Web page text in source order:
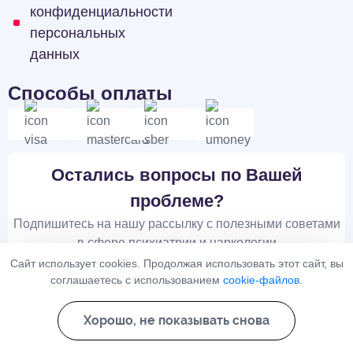
конфиденциальности
персональных
данных
Способы оплаты
Остались вопросы по Вашей
проблеме?
Подпишитесь на нашу рассылку с полезными советами
в сфере психиатрии и наркологии
Сайт использует cookies. Продолжая использовать этот сайт, вы
соглашаетесь с использованием cookie-файлов
Хорошо, не показывать снова